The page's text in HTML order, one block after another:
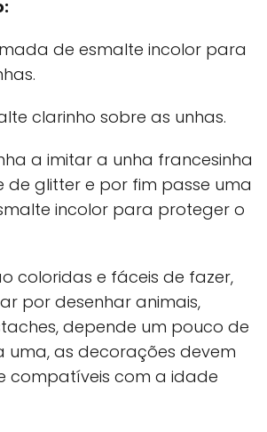
de esmalte incolor para
clarinho sobre as unhas.
a imitar a unha francesinha
de glitter e por fim passe uma
incolor para proteger o
coloridas e fáceis de fazer,
por desenhar animais,
depende um pouco de
as decorações devem
compatíveis com a idade